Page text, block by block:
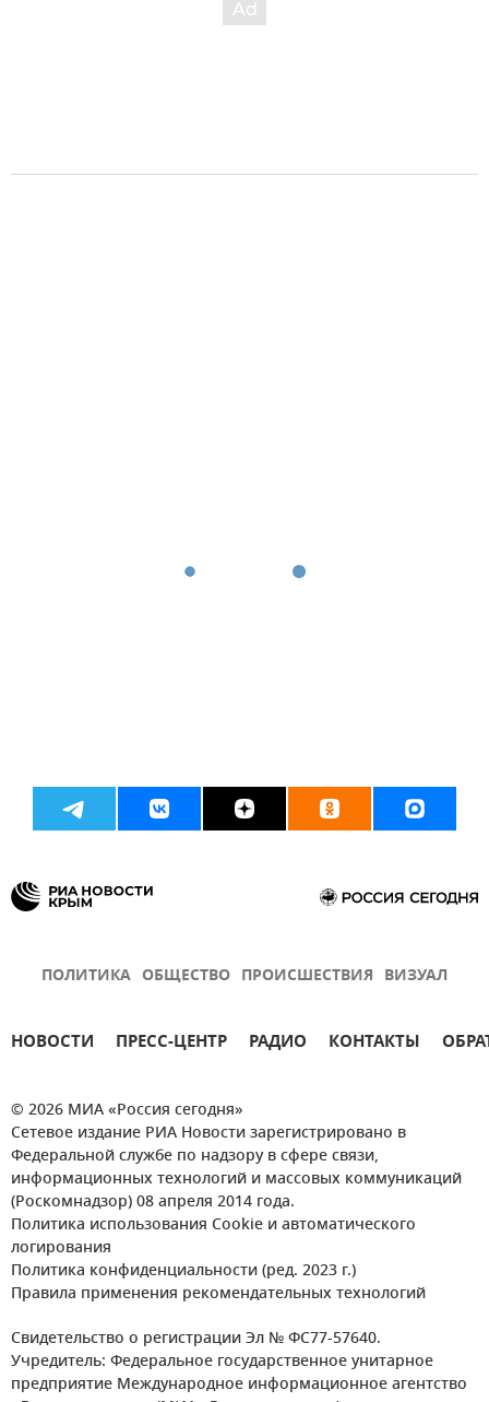
ПОЛИТИКА ОБЩЕСТВО ПРОИСШЕСТВИЯ ВИЗУАЛ
НОВОСТИ ПРЕСС-ЦЕНТР РАДИО КОНТАКТЫ
© 2026 МИА «Россия сегодня»
Сетевое издание РИА Новости зарегистрировано в
Федеральной службе по надзору в сфере связи,
информационных технологий и массовых коммуникаций
(Роскомнадзор) 08 апреля 2014 года.
Политика использования Cookie и автоматического
логирования
Политика конфиденциальности (ред. 2023 г.)
Правила применения рекомендательных технологий
Свидетельство о регистрации Эл № ФС77-57640.
Учредитель: Федеральное государственное унитарное
предприятие Международное информационное агентство